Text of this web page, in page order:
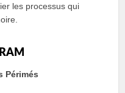
les processus qui
Périmés